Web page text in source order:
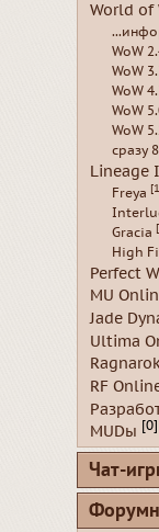
World of
WoW
WoW
WoW
WoW
WoW
сразу
Lineage
Freya
Gracia
High
Perfect
MU
Jade
Ultima
RF
MUDы [0]
Чат-